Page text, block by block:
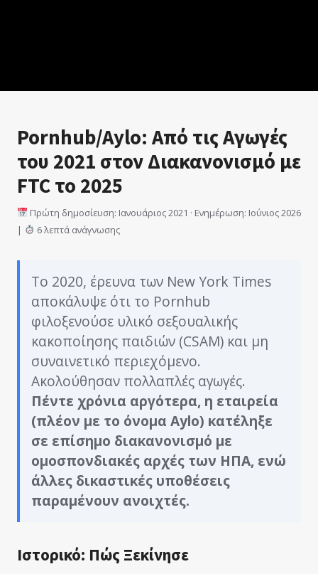
Pornhub/Aylo: Από τις Αγωγές
του 2021 στον Διακανονισμό με
FTC το 2025
Πρώτη δημοσίευση: Ιανουάριος 2021 · Ενημέρωση: Ιούνιος 2026
|
6 λεπτά ανάγνωσης
Το 2020, έρευνα των New York Times
αποκάλυψε ότι το Pornhub
φιλοξενούσε υλικό σεξουαλικής
κακοποίησης παιδιών (CSAM) και μη
συναινετικό περιεχόμενο.
Ακολούθησαν πολλαπλές αγωγές.
Πέντε χρόνια αργότερα, η εταιρεία
(πλέον με το όνομα Aylo) κατέληξε
σε επίσημο διακανονισμό με
ομοσπονδιακές αρχές των ΗΠΑ, ενώ
άλλες δικαστικές υποθέσεις
παραμένουν ανοιχτές.
Ιστορικό: Πώς Ξεκίνησε